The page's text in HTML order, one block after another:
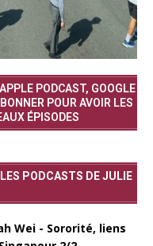
PODCAST, GOOGLE
POUR AVOIR LES
ÉPISODES
PODCASTS DE JULIE
Wei - Sororité, liens